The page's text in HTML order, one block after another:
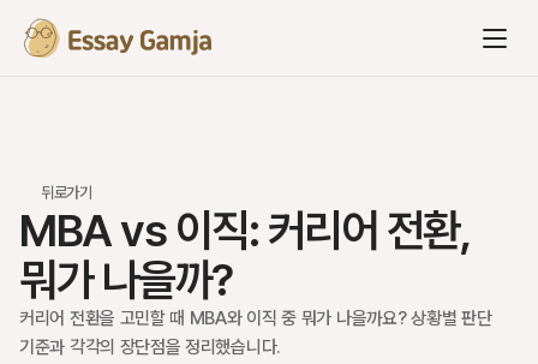
뒤로가기
MBA vs 이직: 커리어 전환,
뭐가 나을까?
커리어 전환을 고민할 때 MBA와 이직 중 뭐가 나을까요? 상황별 판단
기준과 각각의 장단점을 정리했습니다.